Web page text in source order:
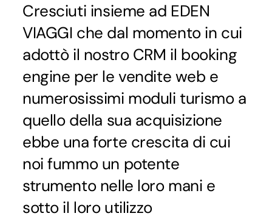
Cresciuti insieme ad EDEN
VIAGGI che dal momento in cui
adottò il nostro CRM il booking
engine per le vendite web e
numerosissimi moduli turismo a
quello della sua acquisizione
ebbe una forte crescita di cui
noi fummo un potente
strumento nelle loro mani e
sotto il loro utilizzo